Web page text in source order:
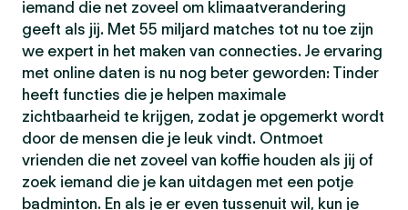
iemand die net zoveel om klimaatverandering
geeft als jij. Met 55 miljard matches tot nu toe zijn
we expert in het maken van connecties. Je ervaring
met online daten is nu nog beter geworden: Tinder
heeft functies die je helpen maximale
zichtbaarheid te krijgen, zodat je opgemerkt wordt
door de mensen die je leuk vindt. Ontmoet
vrienden die net zoveel van koffie houden als jij of
zoek iemand die je kan uitdagen met een potje
badminton. En als je er even tussenuit wil, kun je